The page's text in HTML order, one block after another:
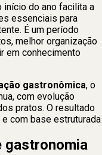
início do ano facilita a
essenciais para
É um período
melhor organização
em conhecimento
gastronômica, o
com evolução
pratos. O resultado
com base estruturada
gastronomia